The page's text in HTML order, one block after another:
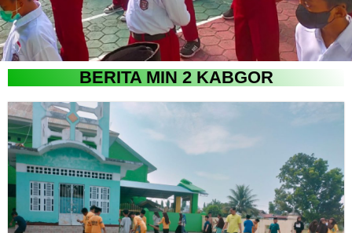
BERITA MIN 2 KABGOR